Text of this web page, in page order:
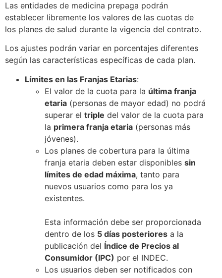
Las entidades de medicina prepaga podrán
establecer libremente los valores de las cuotas de
los planes de salud durante la vigencia del contrato.
Los ajustes podrán variar en porcentajes diferentes
según las características específicas de cada plan.
Límites en las Franjas Etarias:
El valor de la cuota para la última franja
etaria (personas de mayor edad) no podrá
superar el triple del valor de la cuota para
la primera franja etaria (personas más
jóvenes).
Los planes de cobertura para la última
franja etaria deben estar disponibles sin
límites de edad máxima, tanto para
nuevos usuarios como para los ya
existentes.
Esta información debe ser proporcionada
dentro de los 5 días posteriores a la
publicación del Índice de Precios al
Consumidor (IPC) por el INDEC.
Los usuarios deben ser notificados con